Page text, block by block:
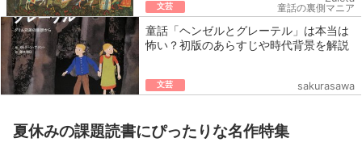
文芸
童話の裏側マニア
童話「ヘンゼルとグレーテル」は本当は
怖い？初版のあらすじや時代背景を解説
文芸 sakurasawa
夏休みの課題読書にぴったりな名作特集